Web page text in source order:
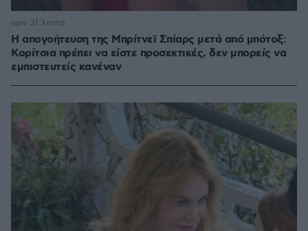
Η απογοήτευση της Μπρίτνεϊ Σπίαρς μετά από μπότοξ:
Κορίτσια πρέπει να είστε προσεκτικές, δεν μπορείς να
εμπιστευτείς κανέναν
πριν 31 λεπτά